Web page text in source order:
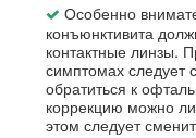
Особенно
конъюнктивита
контактные линзы.
симптомах следует
обратиться к
коррекцию можно
этом следует